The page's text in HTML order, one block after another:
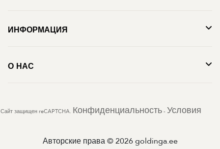
ИНФОРМАЦИЯ
О НАС
Сайт защищен reCAPTCHA. Конфиденциальность - Условия
Авторские права © 2026 goldinga.ee